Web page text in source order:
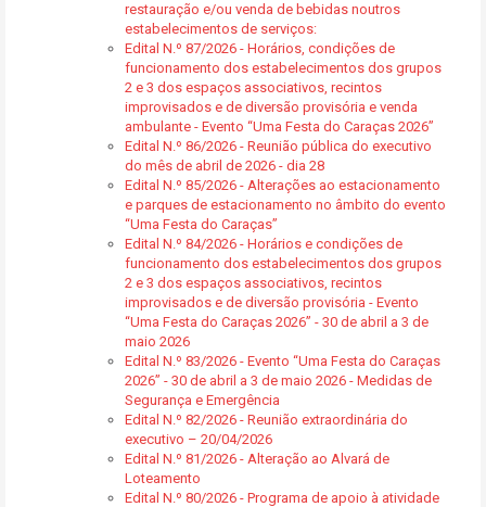
restauração e/ou venda de bebidas noutros
estabelecimentos de serviços:
Edital N.º 87/2026 - Horários, condições de
funcionamento dos estabelecimentos dos grupos
2 e 3 dos espaços associativos, recintos
improvisados e de diversão provisória e venda
ambulante - Evento “Uma Festa do Caraças 2026”
Edital N.º 86/2026 - Reunião pública do executivo
do mês de abril de 2026 - dia 28
Edital N.º 85/2026 - Alterações ao estacionamento
e parques de estacionamento no âmbito do evento
“Uma Festa do Caraças”
Edital N.º 84/2026 - Horários e condições de
funcionamento dos estabelecimentos dos grupos
2 e 3 dos espaços associativos, recintos
improvisados e de diversão provisória - Evento
“Uma Festa do Caraças 2026” - 30 de abril a 3 de
maio 2026
Edital N.º 83/2026 - Evento “Uma Festa do Caraças
2026” - 30 de abril a 3 de maio 2026 - Medidas de
Segurança e Emergência
Edital N.º 82/2026 - Reunião extraordinária do
executivo – 20/04/2026
Edital N.º 81/2026 - Alteração ao Alvará de
Loteamento
Edital N.º 80/2026 - Programa de apoio à atividade